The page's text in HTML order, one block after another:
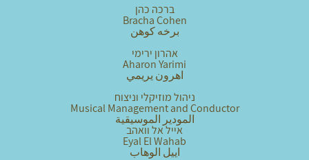
ברכה כהן
Bracha Cohen
برخه كوهن
אהרון ירימי
Aharon Yarimi
اهرون يريمي
ניהול מוזיקלי וניצוח
Musical Management and Conductor
المودير الموسيقية
אייל אל וואהב
Eyal El Wahab
اييل الوهاب